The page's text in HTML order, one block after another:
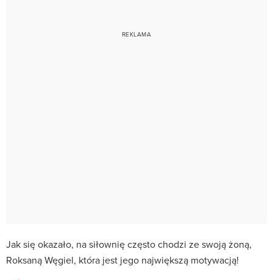
Jak się okazało, na siłownię często chodzi ze swoją żoną,
Roksaną Węgiel, która jest jego największą motywacją!